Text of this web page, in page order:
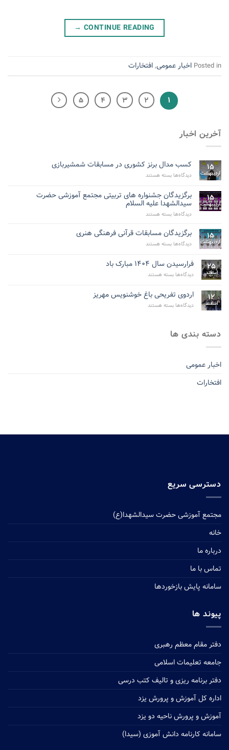
آخرین اخبار
۱۵
اردیبهشت
کسب مدال برنز کشوری در مسابقات شمشیربازی
دیدگاه‌ها برای
مدال
برنز
کشوری
در
شمشیربازی
بسته هستند
۱۵
اردیبهشت
برگزیدگان جشنواره های تربیتی مجتمع آموزشی حضرت
سیدالشهدا علیه السلام
دیدگاه‌ها برای
جشنواره
های
تربیتی
آموزشی
حضرت
سیدالشهدا
السلام
بسته هستند
۱۵
اردیبهشت
برگزیدگان مسابقات قرآنی فرهنگی هنری
دیدگاه‌ها برای
مسابقات
قرآنی
فرهنگی
بسته هستند
۲۵
اسفند
فرارسیدن سال ۱۴۰۴ مبارک باد
دیدگاه‌ها برای
سال
۱۴۰۴
مبارک
بسته هستند
۱۲
اسفند
اردوی تفریحی باغ خوشنویس مهریز
دیدگاه‌ها برای
خوشنویس
بسته هستند
دسته بندی ها
اخبار عمومی
افتخارات
CONTINUE READING
→
Posted in اخبار عمومی, افتخارات
۱ ۲ ۳ ۴ ۵
دسترسی سریع
مجتمع آموزشی حضرت سیدالشهدا(ع)
خانه
درباره ما
تماس با ما
سامانه پایش بازخوردها
پیوند ها
دفتر مقام معظم رهبری
جامعه تعلیمات اسلامی
دفتر برنامه ریزی و تالیف کتب درسی
اداره کل آموزش و پرورش یزد
آموزش و پرورش ناحیه دو یزد
سامانه کارنامه دانش آموزی (سیدا)